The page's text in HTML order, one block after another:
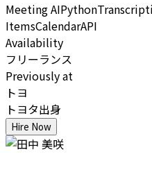
Meeting AIPython
ItemsCalendarAPI
Availability
フリーランス
Previously at
トヨ
トヨタ出身
Hire Now